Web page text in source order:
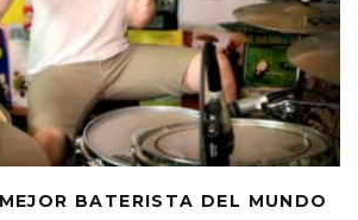
BATERISTA DEL MUNDO